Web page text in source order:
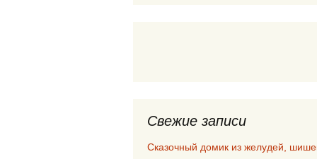
Свежие записи
Сказочный домик из желудей,